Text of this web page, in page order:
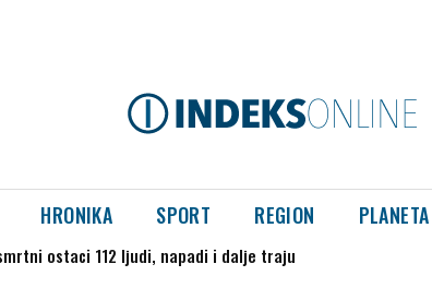
HRONIKA SPORT REGION PLANETA
ostaci 112 ljudi, napadi i dalje traju
na udaru veći deo Srbije